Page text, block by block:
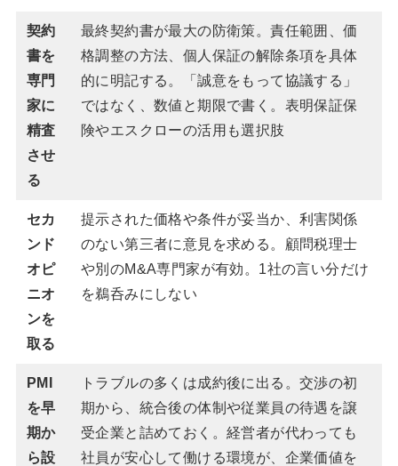
契約
書を
専門
家に
精査
させ
る
最終契約書が最大の防衛策。責任範囲、価
格調整の方法、個人保証の解除条項を具体
的に明記する。「誠意をもって協議する」
ではなく、数値と期限で書く。表明保証保
険やエスクローの活用も選択肢
セカ
ンド
オピ
ニオ
ンを
取る
提示された価格や条件が妥当か、利害関係
のない第三者に意見を求める。顧問税理士
や別のM&A専門家が有効。1社の言い分だけ
を鵜呑みにしない
PMI
を早
期か
ら設
トラブルの多くは成約後に出る。交渉の初
期から、統合後の体制や従業員の待遇を譲
受企業と詰めておく。経営者が代わっても
社員が安心して働ける環境が、企業価値を